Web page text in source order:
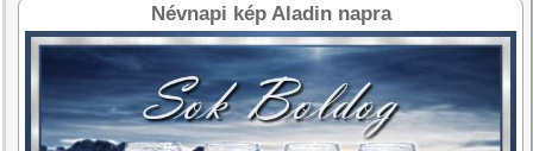
Névnapi kép Aladin napra